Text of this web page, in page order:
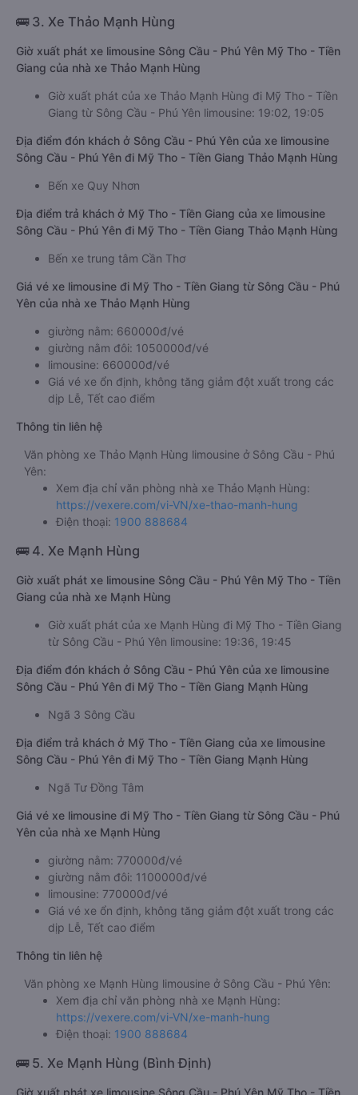
🚌 3. Xe Thảo Mạnh Hùng
Giờ xuất phát xe limousine Sông Cầu - Phú Yên Mỹ Tho - Tiền
Giang của nhà xe Thảo Mạnh Hùng
Giờ xuất phát của xe Thảo Mạnh Hùng đi Mỹ Tho - Tiền
Giang từ Sông Cầu - Phú Yên limousine: 19:02, 19:05
Địa điểm đón khách ở Sông Cầu - Phú Yên của xe limousine
Sông Cầu - Phú Yên đi Mỹ Tho - Tiền Giang Thảo Mạnh Hùng
Bến xe Quy Nhơn
Địa điểm trả khách ở Mỹ Tho - Tiền Giang của xe limousine
Sông Cầu - Phú Yên đi Mỹ Tho - Tiền Giang Thảo Mạnh Hùng
Bến xe trung tâm Cần Thơ
Giá vé xe limousine đi Mỹ Tho - Tiền Giang từ Sông Cầu - Phú
Yên của nhà xe Thảo Mạnh Hùng
giường nằm: 660000đ/vé
giường nằm đôi: 1050000đ/vé
limousine: 660000đ/vé
Giá vé xe ổn định, không tăng giảm đột xuất trong các
dịp Lễ, Tết cao điểm
Thông tin liên hệ
Văn phòng xe Thảo Mạnh Hùng limousine ở Sông Cầu - Phú
Yên:
Xem địa chỉ văn phòng nhà xe Thảo Mạnh Hùng:
https://vexere.com/vi-VN/xe-thao-manh-hung
Điện thoại: 1900 888684
🚌 4. Xe Mạnh Hùng
Giờ xuất phát xe limousine Sông Cầu - Phú Yên Mỹ Tho - Tiền
Giang của nhà xe Mạnh Hùng
Giờ xuất phát của xe Mạnh Hùng đi Mỹ Tho - Tiền Giang
từ Sông Cầu - Phú Yên limousine: 19:36, 19:45
Địa điểm đón khách ở Sông Cầu - Phú Yên của xe limousine
Sông Cầu - Phú Yên đi Mỹ Tho - Tiền Giang Mạnh Hùng
Ngã 3 Sông Cầu
Địa điểm trả khách ở Mỹ Tho - Tiền Giang của xe limousine
Sông Cầu - Phú Yên đi Mỹ Tho - Tiền Giang Mạnh Hùng
Ngã Tư Đồng Tâm
Giá vé xe limousine đi Mỹ Tho - Tiền Giang từ Sông Cầu - Phú
Yên của nhà xe Mạnh Hùng
giường nằm: 770000đ/vé
giường nằm đôi: 1100000đ/vé
limousine: 770000đ/vé
Giá vé xe ổn định, không tăng giảm đột xuất trong các
dịp Lễ, Tết cao điểm
Thông tin liên hệ
Văn phòng xe Mạnh Hùng limousine ở Sông Cầu - Phú Yên:
Xem địa chỉ văn phòng nhà xe Mạnh Hùng:
https://vexere.com/vi-VN/xe-manh-hung
Điện thoại: 1900 888684
🚌 5. Xe Mạnh Hùng (Bình Định)
Giờ xuất phát xe limousine Sông Cầu - Phú Yên Mỹ Tho - Tiền